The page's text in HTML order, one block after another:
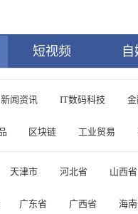
短视频
新闻资讯 IT数码科技
区块链 工业贸易
天津市 河北省 山西省
广东省 广西省 海